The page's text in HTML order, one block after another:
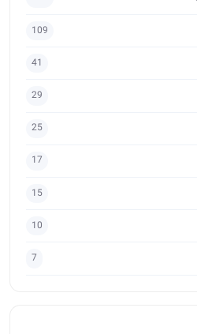
109
41
29
25
17
15
10
7